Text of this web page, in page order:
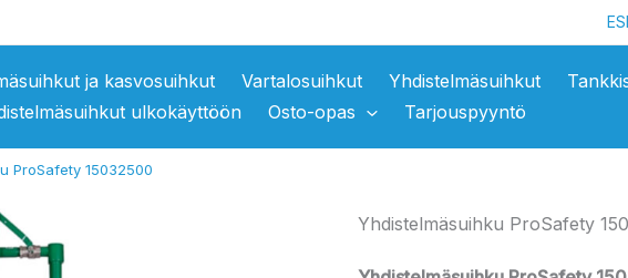
ja kasvosuihkut Vartalosuihkut Yhdistelmäsuihkut
ulkokäyttöön
Osto-opas Tarjouspyyntö
ProSafety 15032500
Yhdistelmäsuihku ProSafety